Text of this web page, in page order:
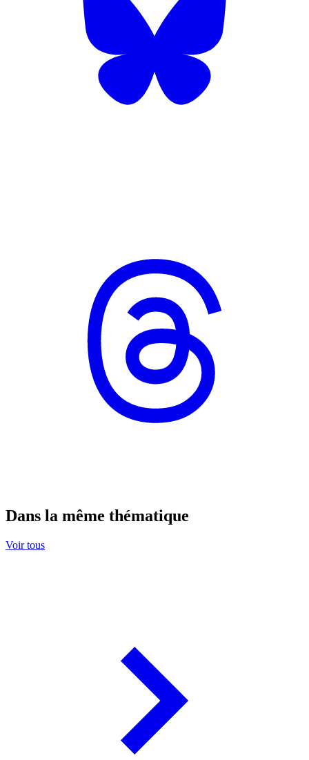
Dans la même thématique
Voir tous